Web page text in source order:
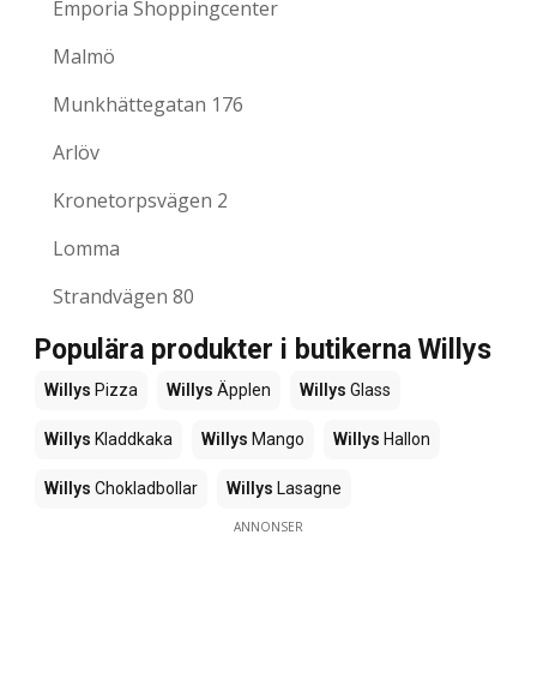
Emporia Shoppingcenter
Malmö
Munkhättegatan 176
Arlöv
Kronetorpsvägen 2
Lomma
Strandvägen 80
Populära produkter i butikerna Willys
Willys Pizza Willys Äpplen Willys Glass
Willys Kladdkaka Willys Mango Willys Hallon
Willys Chokladbollar Willys Lasagne
ANNONSER